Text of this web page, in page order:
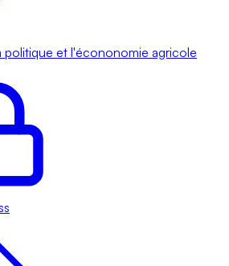
politique et l'écononomie agricole